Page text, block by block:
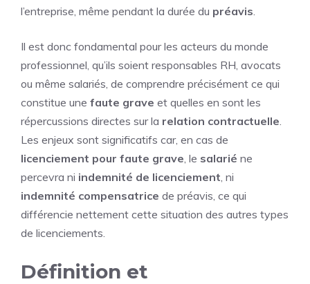
l’entreprise, même pendant la durée du préavis.
Il est donc fondamental pour les acteurs du monde
professionnel, qu’ils soient responsables RH, avocats
ou même salariés, de comprendre précisément ce qui
constitue une faute grave et quelles en sont les
répercussions directes sur la relation contractuelle.
Les enjeux sont significatifs car, en cas de
licenciement pour faute grave, le salarié ne
percevra ni indemnité de licenciement, ni
indemnité compensatrice de préavis, ce qui
différencie nettement cette situation des autres types
de licenciements.
Définition et